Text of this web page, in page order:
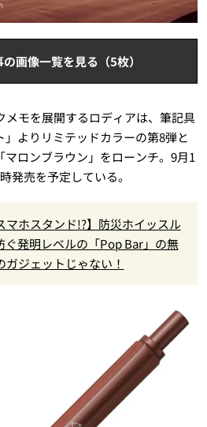
画像一覧を見る（5枚）
メモを展開するロディアは、筆記具
よりリミテッドカラーの第8弾と
マロンブラウン」をローンチ。9月1
発売を予定している。
マホスタンド!?】防災ホイッスル
ぐ発明レベルの「Pop Bar」の無
ジェットじゃない！